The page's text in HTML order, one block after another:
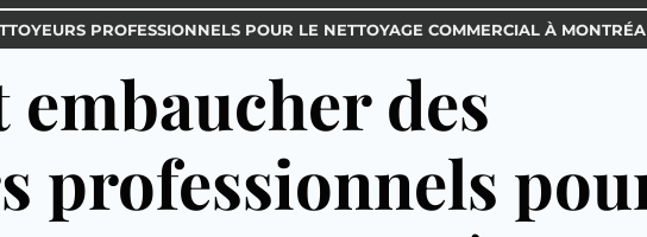
PROFESSIONNELS POUR LE NETTOYAGE COMMERCIAL À
des
professionnels